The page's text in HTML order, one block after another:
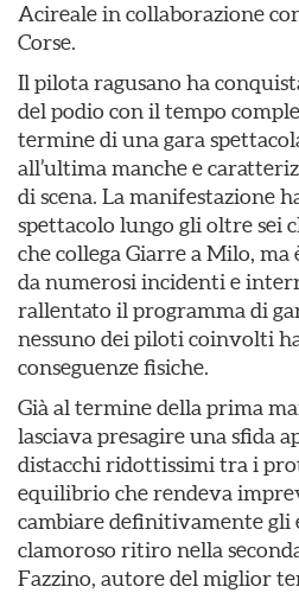
Acireale in collaborazione
Corse.
Il pilota ragusano ha
del podio con il tempo
termine di una gara
all’ultima manche e
di scena. La manifestazione
spettacolo lungo gli oltre sei
che collega Giarre a Milo, ma
da numerosi incidenti e
rallentato il programma di
nessuno dei piloti coinvolti
conseguenze fisiche.
Già al termine della prima
lasciava presagire una sfida
distacchi ridottissimi tra i
equilibrio che rendeva
cambiare definitivamente gli
clamoroso ritiro nella
Fazzino, autore del miglior